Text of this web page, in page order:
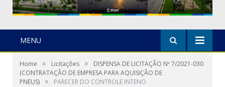
MENU
Home » Licitações »
DISPENSA DE LICITAÇÃO Nº 7/2021-030
(CONTRATAÇÃO DE EMPRESA PARA AQUISIÇÃO DE
PNEUS) » PARECER DO CONTROLE INTENO